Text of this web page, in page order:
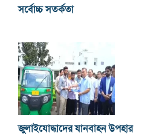
সর্বোচ্চ সতর্কতা
জুলাইযোদ্ধাদের যানবাহন উপহার